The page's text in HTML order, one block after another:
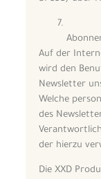
Auf der
wird den
Newsletter
Welche
des
der hierzu
Die XXD